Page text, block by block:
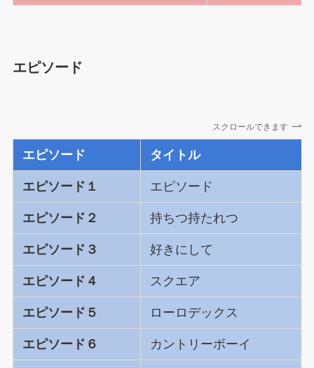
エピソード
スクロールできます
エピソード タイトル
エピソード１ エピソード
エピソード２ 持ちつ持たれつ
エピソード３ 好きにして
エピソード４ スクエア
エピソード５ ローロデックス
エピソード６ カントリーボーイ